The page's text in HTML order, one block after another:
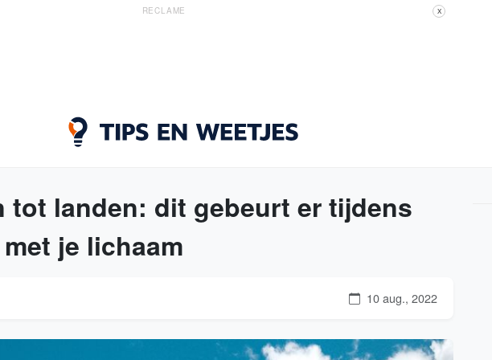
RECLAME X
tot landen: dit gebeurt er tijdens
je lichaam
10 aug., 2022